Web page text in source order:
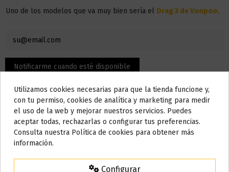
Uno de los modelos que va muy bien sería el Drag 3 de Voopoo.
Do not show again.
AVISO IMPORTANTE
Nos tomamos unos días
Todos los pedidos realizados desde el
Utilizamos cookies necesarias para que la tienda funcione y,
con tu permiso, cookies de analítica y marketing para medir
el uso de la web y mejorar nuestros servicios. Puedes
aceptar todas, rechazarlas o configurar tus preferencias.
Consulta nuestra Política de cookies para obtener más
información.
Configurar